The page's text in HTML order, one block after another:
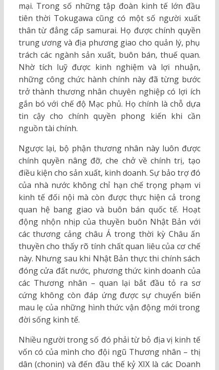
mại. Trong số những tập đoàn kinh tế lớn đầu
tiên thời Tokugawa cũng có một số người xuất
thân từ đẳng cấp samurai. Họ được chính quyền
trung ương và địa phương giao cho quản lý, phụ
trách các ngành sản xuất, buôn bán, thuế quan.
Nhờ tích luỹ được kinh nghiệm và lợi nhuận,
những công chức hành chính này đã từng bước
trở thành thương nhân chuyên nghiệp có lợi ích
gắn bó với chế độ Mạc phủ. Họ chính là chỗ dựa
tin cậy cho chính quyền phong kiến khi cần
nguồn tài chính.
Ngược lại, bộ phận thương nhân này luôn được
chính quyền nâng đỡ, che chở về chính trị, tạo
điều kiện cho sản xuất, kinh doanh. Sự bảo trợ đó
của nhà nước không chỉ hạn chế trọng phạm vi
kinh tế đối nội mà còn được thực hiện cả trong
quan hệ bang giao và buôn bán quốc tế. Hoạt
động nhộn nhịp của thuyền buôn Nhật Bản với
các thương cảng châu Á trong thời kỳ Châu ấn
thuyền cho thấy rõ tính chất quan liêu của cơ chế
này. Nhưng sau khi Nhật Bản thực thi chính sách
đóng cửa đất nước, phương thức kinh doanh của
các Thương nhân – quan lại bắt đầu tỏ ra sơ
cứng không còn đáp ứng được sự chuyển biến
mau lẹ của những hình thức vận động mới trong
đời sống kinh tế.
Nhiều người trong số đó phải từ bỏ địa vị kinh tế
vốn có của mình cho đội ngũ Thương nhân – thị
dân (chonin) và đến đầu thế kỷ XIX là các Doanh